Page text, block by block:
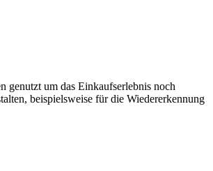
genutzt um das Einkaufserlebnis noch
beispielsweise für die Wiedererkennung